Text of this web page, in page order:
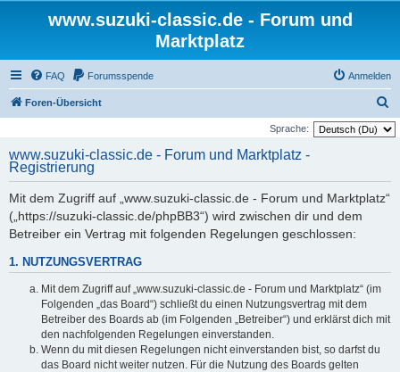
www.suzuki-classic.de - Forum und
Marktplatz
FAQ Forumsspende Anmelden
Foren-Übersicht
u
Sprache:
www.suzuki-classic.de - Forum und Marktplatz -
Registrierung
Mit dem Zugriff auf „www.suzuki-classic.de - Forum und Marktplatz“
(„https://suzuki-classic.de/phpBB3“) wird zwischen dir und dem
Betreiber ein Vertrag mit folgenden Regelungen geschlossen:
1. NUTZUNGSVERTRAG
Mit dem Zugriff auf „www.suzuki-classic.de - Forum und Marktplatz“ (im
Folgenden „das Board“) schließt du einen Nutzungsvertrag mit dem
Betreiber des Boards ab (im Folgenden „Betreiber“) und erklärst dich mit
den nachfolgenden Regelungen einverstanden.
Wenn du mit diesen Regelungen nicht einverstanden bist, so darfst du
das Board nicht weiter nutzen. Für die Nutzung des Boards gelten